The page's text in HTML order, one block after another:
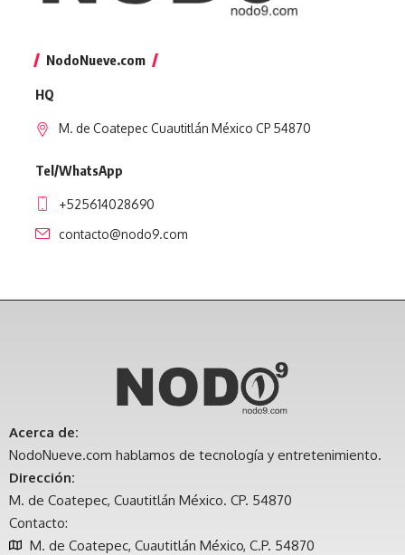
NodoNueve.com
HQ
M. de Coatepec Cuautitlán México CP 54870
Tel/WhatsApp
+525614028690
contacto@nodo9.com
Acerca de:
NodoNueve.com hablamos de tecnología y entretenimiento.
Dirección:
M. de Coatepec, Cuautitlán México. CP. 54870
Contacto:
M. de Coatepec, Cuautitlán México, C.P. 54870